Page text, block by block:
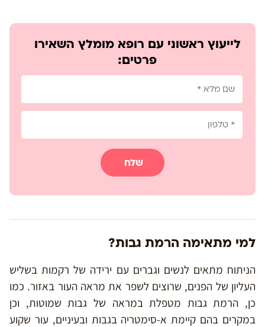
לייעוץ ראשוני עם רופא מומלץ השאירו
פרטים:
שלח
למי מתאימה הרמת גבות?
הניתוח מתאים לנשים וגברים עם ירידה של רקמות בשליש
העליון של הפנים, שרוצים לשפר את מראה העור באזור. כמו
כן, הרמת גבות מטפלת במראה של גבות שמוטות, וכן
במקרים בהם קיימת א-סימטריה בגבות ובעיניים, עור שקוע